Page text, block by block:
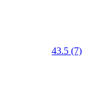
43.5 (7)